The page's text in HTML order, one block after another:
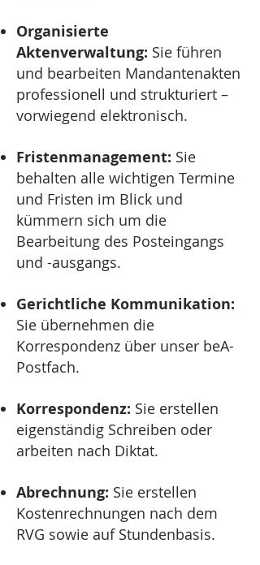
Organisierte
Aktenverwaltung: Sie führen
und bearbeiten Mandantenakten
professionell und strukturiert –
vorwiegend elektronisch.
Fristenmanagement: Sie
behalten alle wichtigen Termine
und Fristen im Blick und
kümmern sich um die
Bearbeitung des Posteingangs
und -ausgangs.
Gerichtliche Kommunikation:
Sie übernehmen die
Korrespondenz über unser beA-
Postfach.
Korrespondenz: Sie erstellen
eigenständig Schreiben oder
arbeiten nach Diktat.
Abrechnung: Sie erstellen
Kostenrechnungen nach dem
RVG sowie auf Stundenbasis.